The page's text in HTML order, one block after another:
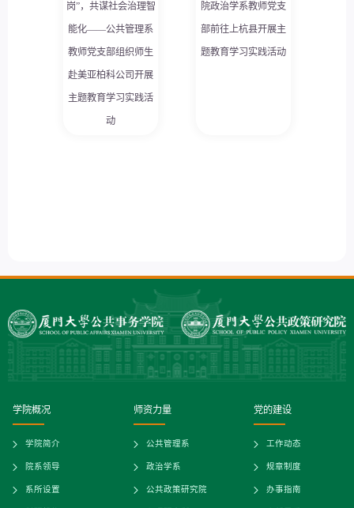
岗”，共谋社会治理智
能化——公共管理系
教师党支部组织师生
赴美亚柏科公司开展
主题教育学习实践活
动
院政治学系教师党支
部前往上杭县开展主
题教育学习实践活动
学院概况
学院简介
院系领导
系所设置
师资力量
公共管理系
政治学系
公共政策研究院
党的建设
工作动态
规章制度
办事指南